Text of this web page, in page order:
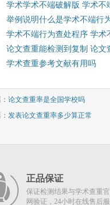
学术学术不端破解版 学术不
举例说明什么是学术不端行
学术不端行为查处程序 学术
论文查重能检测到复制 论文
学术查重参考文献有用吗
论文查重率是全国学校吗
发表论文查重率多少算正常
正品保证
保证检测结果与学术查重
网验证，24小时在线售后服